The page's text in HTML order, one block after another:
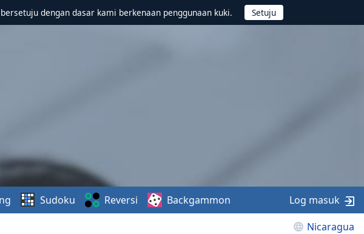
dengan dasar kami berkenaan penggunaan kuki.
Nicaragua
Sudoku Reversi Backgammon Log masuk